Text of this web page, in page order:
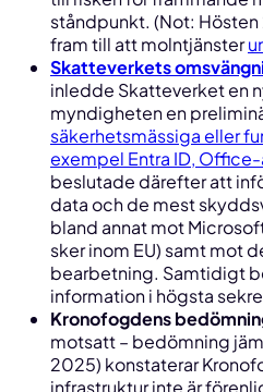
ståndpunkt. (Not:
fram till att molntjänster
Skatteverkets
inledde Skatteverket en
myndigheten en
säkerhetsmässiga eller
exempel Entra ID,
beslutade därefter att
data och de mest
bland annat mot
sker inom EU) samt mot
bearbetning. Samtidigt
information i högsta
Kronofogdens
motsatt – bedömning
2025) konstaterar
infrastruktur inte är